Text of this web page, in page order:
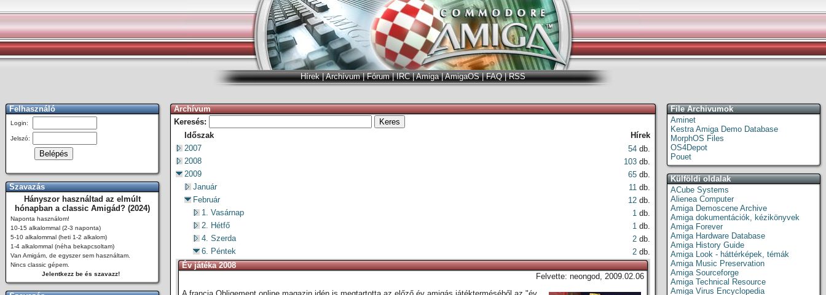
Hírek|Archívum|Fórum|IRC|Amiga|AmigaOS|FAQ|RSS
Felhasználó
Login:
Jelszó:
Szavazás
Hányszor használtad az elmúlt
hónapban a classic Amigád? (2024)
Naponta használom!
10-15 alkalommal (2-3 naponta)
5-10 alkalommal (heti 1-2 alkalom)
1-4 alkalommal (néha bekapcsoltam)
Van Amigám, de egyszer sem használtam.
Nincs classic gépem.
Jelentkezz be és szavazz!
Archívum
Keresés:
Időszak
Hírek
2007
54 db.
2008
103 db.
2009
65 db.
Január
11 db.
Február
12 db.
1. Vasárnap
1 db.
2. Hétfő
1 db.
4. Szerda
2 db.
6. Péntek
2 db.
Év játéka 2008
Felvette: neongod, 2009.02.06
File Archivumok
Aminet
Kestra Amiga Demo Database
MorphOS Files
OS4Depot
Pouet
Külföldi oldalak
ACube Systems
Alienea Computer
Amiga Demoscene Archive
Amiga dokumentációk, kézikönyvek
Amiga Forever
Amiga Hardware Database
Amiga History Guide
Amiga Look - háttérképek, témák
Amiga Music Preservation
Amiga Sourceforge
Amiga Technical Resource
Amiga Virus Encyclopedia